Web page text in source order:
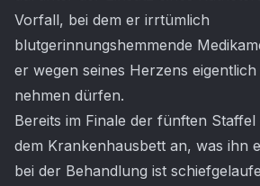
Vorfall, bei dem er irrtümlich
blutgerinnungshemmende
er wegen seines Herzens
nehmen dürfen.
Bereits im Finale der fünften
dem Krankenhausbett an, was ihn
bei der Behandlung ist